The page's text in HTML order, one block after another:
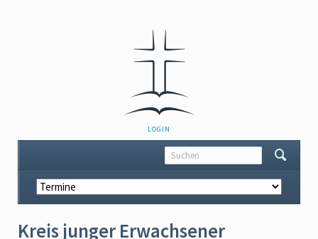
NAVIGATION
ÜBERSPRINGEN
LOGIN
Navigation
überspringen
Kreis junger Erwachsener